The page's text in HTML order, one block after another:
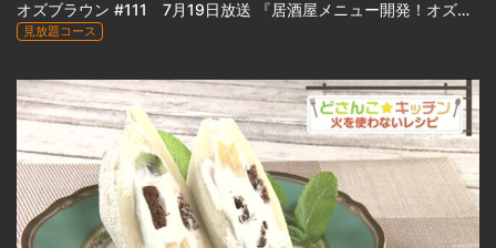
オズブラウン #111 7月19日放送 『居酒屋メニュー開発！オズブラアルティ飯（前編）』
見放題コース